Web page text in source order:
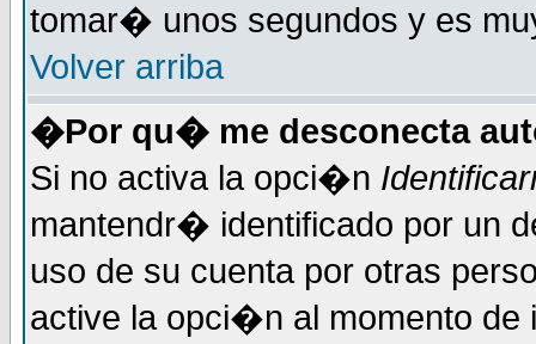
tomar� unos segundos y es
Volver arriba
�Por qu� me desconecta
Si no activa la opci�n
mantendr� identificado por un
uso de su cuenta por otras
active la opci�n al momento de